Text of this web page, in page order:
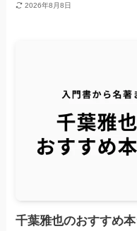
2026年8月8日
千葉雅也のおすすめ